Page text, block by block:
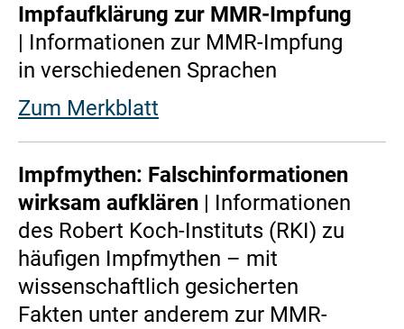
Impfaufklärung zur MMR-Impfung
| Informationen zur MMR-Impfung
in verschiedenen Sprachen
Zum Merkblatt
Impfmythen: Falschinformationen
wirksam aufklären | Informationen
des Robert Koch-Instituts (RKI) zu
häufigen Impfmythen – mit
wissenschaftlich gesicherten
Fakten unter anderem zur MMR-